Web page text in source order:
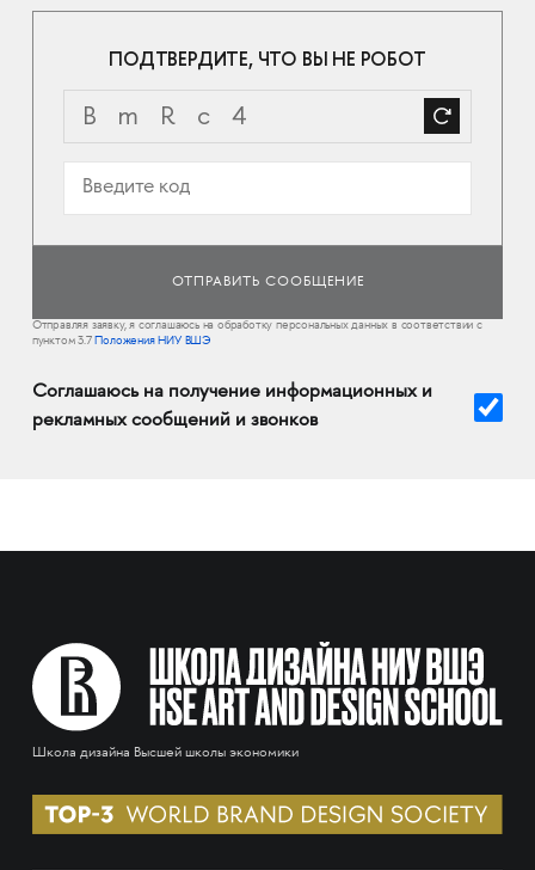
ПОДТВЕРДИТЕ, ЧТО ВЫ НЕ РОБОТ
Отправляя заявку, я соглашаюсь на обработку персональных данных в соответствии с
пунктом 3.7
Положения НИУ ВШЭ
Соглашаюсь на получение информационных и
рекламных сообщений и звонков
Школа дизайна Высшей школы экономики